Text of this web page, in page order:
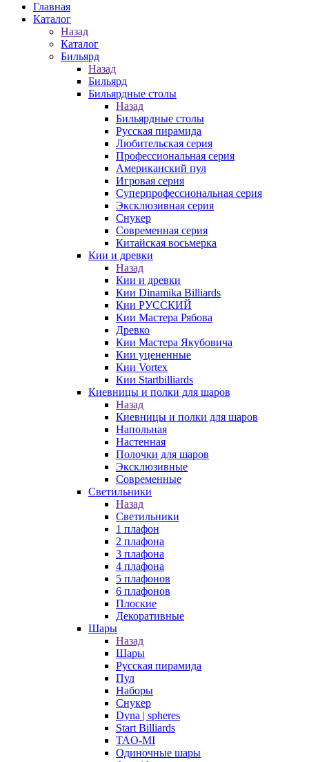
Главная
Каталог
Назад
Каталог
Бильярд
Назад
Бильярд
Бильярдные столы
Назад
Бильярдные столы
Русская пирамида
Любительская серия
Профессиональная серия
Американский пул
Игровая серия
Суперпрофессиональная серия
Эксклюзивная серия
Снукер
Современная серия
Китайская восьмерка
Кии и древки
Назад
Кии и древки
Кии Dinamika Billiards
Кии РУССКИЙ
Кии Мастера Рябова
Древко
Кии Мастера Якубовича
Кии уцененные
Кии Vortex
Кии Startbilliards
Киевницы и полки для шаров
Назад
Киевницы и полки для шаров
Напольная
Настенная
Полочки для шаров
Эксклюзивные
Современные
Светильники
Назад
Светильники
1 плафон
2 плафона
3 плафона
4 плафона
5 плафонов
6 плафонов
Плоские
Декоративные
Шары
Назад
Шары
Русская пирамида
Пул
Наборы
Снукер
Dyna | spheres
Start Billiards
TAO-MI
Одиночные шары